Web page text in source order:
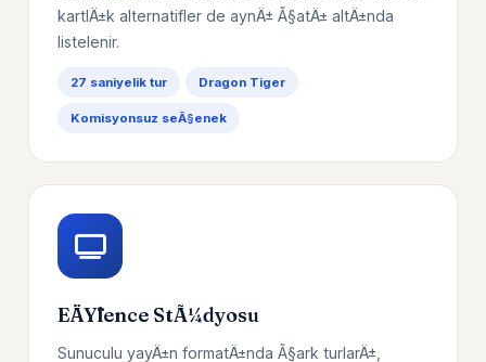
kartlÄ±k alternatifler de aynÄ± Ã§atÄ± altÄ±nda
listelenir.
27 saniyelik tur Dragon Tiger
Komisyonsuz seÃ§enek
EÄŸlence StÃ¼dyosu
Sunuculu yayÄ±n formatÄ±nda Ã§ark turlarÄ±,